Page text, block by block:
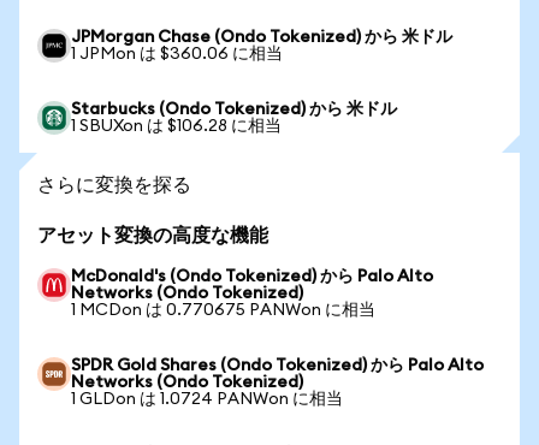
JPMorgan Chase (Ondo Tokenized) から 米ドル
1 JPMon は $360.06 に相当
Starbucks (Ondo Tokenized) から 米ドル
1 SBUXon は $106.28 に相当
さらに変換を探る
アセット変換の高度な機能
McDonald's (Ondo Tokenized) から Palo Alto
Networks (Ondo Tokenized)
1 MCDon は 0.770675 PANWon に相当
SPDR Gold Shares (Ondo Tokenized) から Palo Alto
Networks (Ondo Tokenized)
1 GLDon は 1.0724 PANWon に相当